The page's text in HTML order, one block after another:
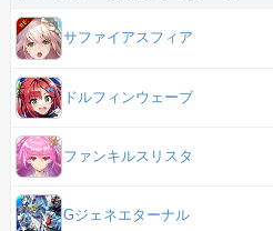
サファイアスフィア
ドルフィンウェーブ
ファンキルスリスタ
Gジェネエターナル